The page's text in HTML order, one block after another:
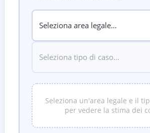
Seleziona un'area legale e il
per vedere la stima dei